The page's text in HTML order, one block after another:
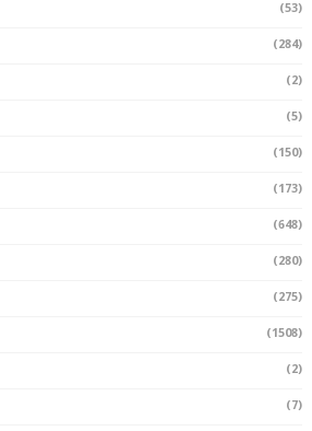
(53)
(284)
(2)
(5)
(150)
(173)
(648)
(280)
(275)
(1508)
(2)
(7)